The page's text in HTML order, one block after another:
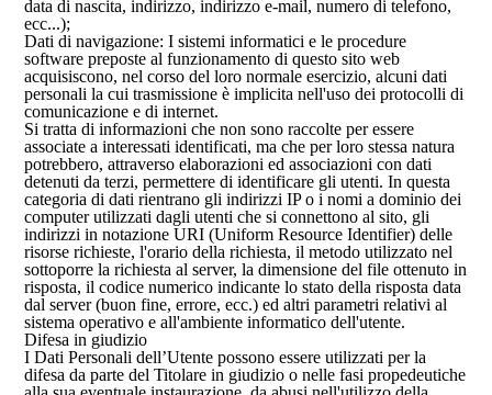
data di nascita, indirizzo, indirizzo e-mail, numero di telefono,
ecc...);
Dati di navigazione: I sistemi informatici e le procedure
software preposte al funzionamento di questo sito web
acquisiscono, nel corso del loro normale esercizio, alcuni dati
personali la cui trasmissione è implicita nell'uso dei protocolli di
comunicazione e di internet.
Si tratta di informazioni che non sono raccolte per essere
associate a interessati identificati, ma che per loro stessa natura
potrebbero, attraverso elaborazioni ed associazioni con dati
detenuti da terzi, permettere di identificare gli utenti. In questa
categoria di dati rientrano gli indirizzi IP o i nomi a dominio dei
computer utilizzati dagli utenti che si connettono al sito, gli
indirizzi in notazione URI (Uniform Resource Identifier) delle
risorse richieste, l'orario della richiesta, il metodo utilizzato nel
sottoporre la richiesta al server, la dimensione del file ottenuto in
risposta, il codice numerico indicante lo stato della risposta data
dal server (buon fine, errore, ecc.) ed altri parametri relativi al
sistema operativo e all'ambiente informatico dell'utente.
Difesa in giudizio
I Dati Personali dell’Utente possono essere utilizzati per la
difesa da parte del Titolare in giudizio o nelle fasi propedeutiche